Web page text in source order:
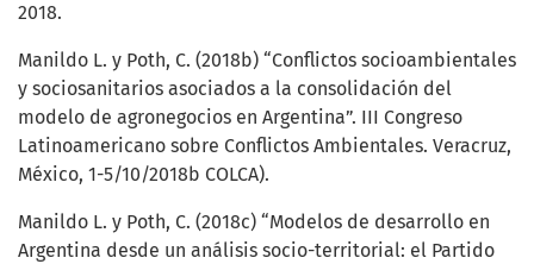
2018.
Manildo L. y Poth, C. (2018b) “Conflictos socioambientales
y sociosanitarios asociados a la consolidación del
modelo de agronegocios en Argentina”. III Congreso
Latinoamericano sobre Conflictos Ambientales. Veracruz,
México, 1-5/10/2018b COLCA).
Manildo L. y Poth, C. (2018c) “Modelos de desarrollo en
Argentina desde un análisis socio-territorial: el Partido